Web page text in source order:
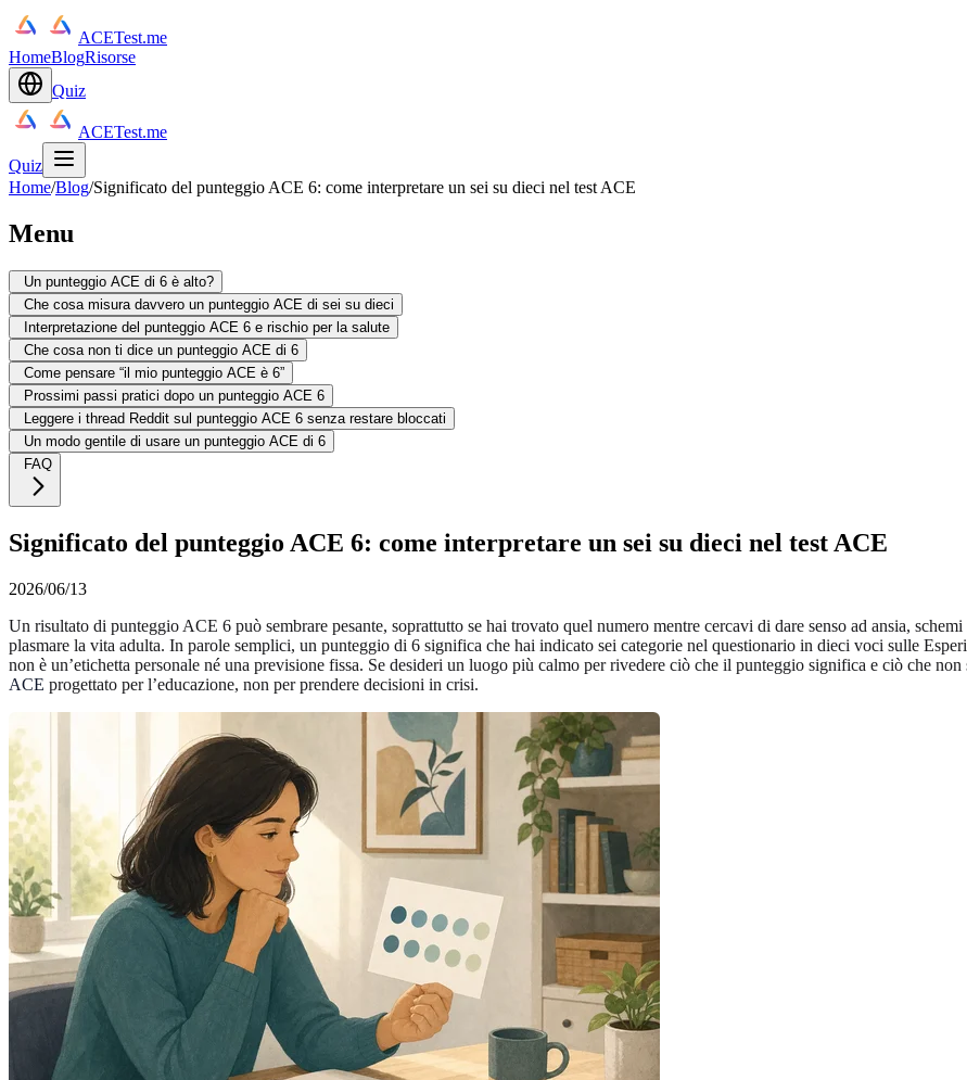
ACETest.me
HomeBlogRisorse
Quiz
ACETest.me
Quiz
Home/Blog/Significato del punteggio ACE 6: come interpretare un sei su dieci nel test ACE
Menu
Un punteggio ACE di 6 è alto?
Che cosa misura davvero un punteggio ACE di sei su dieci
Interpretazione del punteggio ACE 6 e rischio per la salute
Che cosa non ti dice un punteggio ACE di 6
Come pensare “il mio punteggio ACE è 6”
Prossimi passi pratici dopo un punteggio ACE 6
Leggere i thread Reddit sul punteggio ACE 6 senza restare bloccati
Un modo gentile di usare un punteggio ACE di 6
FAQ
Significato del punteggio ACE 6: come interpretare un sei su dieci nel test ACE
2026/06/13
Un risultato di punteggio ACE 6 può sembrare pesante, soprattutto se hai trovato quel numero mentre cercavi di dare senso ad ansia,
plasmare la vita adulta. In parole semplici, un punteggio di 6 significa che hai indicato sei categorie nel questionario in dieci voci sulle
non è un’etichetta personale né una previsione fissa. Se desideri un luogo più calmo per rivedere ciò che il punteggio significa e ciò che
ACE progettato per l’educazione, non per prendere decisioni in crisi.